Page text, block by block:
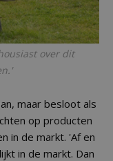
over dit
maar besloot als
op producten
in de markt. 'Af en
in de markt. Dan